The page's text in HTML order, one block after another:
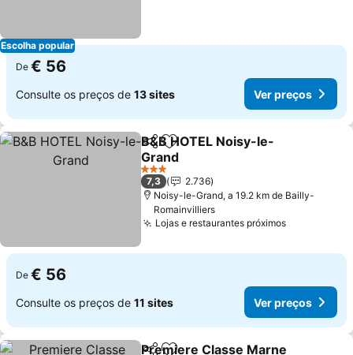
Escolha popular
De € 56
Consulte os preços de 13 sites Ver preços
PartilharAdicionar aos favoritos
B&B HOTEL Noisy-le-
Grand
3 Estrelas
7,3
2.736
Noisy-le-Grand, a 19.2 km de Bailly-
Romainvilliers
Lojas e restaurantes próximos
De € 56
Consulte os preços de 11 sites Ver preços
Premiere Classe Marne